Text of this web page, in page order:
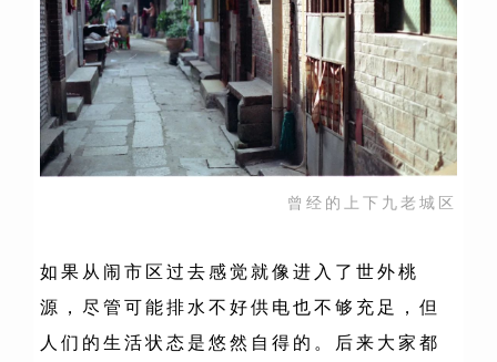
曾经的上下九老城区
如果从闹市区过去感觉就像进入了世外桃
源，尽管可能排水不好供电也不够充足，但
人们的生活状态是悠然自得的。后来大家都